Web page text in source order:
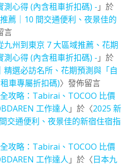
心得 (內含租車折扣碼) - 」於
薦｜10 間交通便利、夜景佳的
言
九州到東京 7 大區域推薦、花期
心得 (內含租車折扣碼) - 」於
精選必訪名所、花期預測與「自
車專屬折扣碼)〉發佈留言
攻略：Tabirai、TOCOO 比價
工作達人 」於〈2025 新
交通便利、夜景佳的新宿住宿指
攻略：Tabirai、TOCOO 比價
工作達人 」於〈日本九